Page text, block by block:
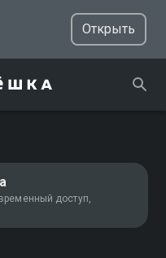
Открыть
доступ,